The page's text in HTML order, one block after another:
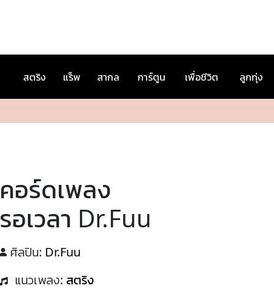
สตริง แร็พ สากล การ์ตูน เพื่อชีวิต ลูกทุ่ง
คอร์ดเพลง
รอเวลา Dr.Fuu
ศิลปิน: Dr.Fuu
แนวเพลง: สตริง